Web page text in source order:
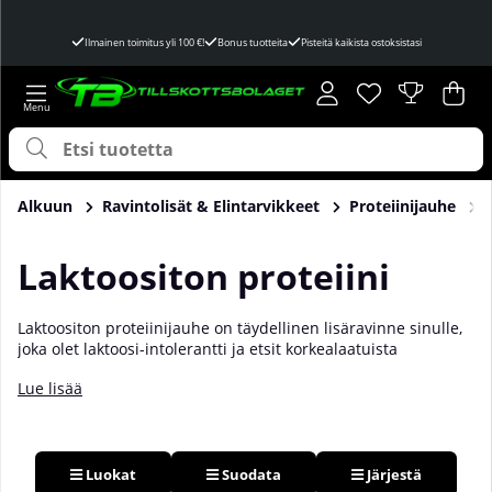
Ilmainen toimitus yli 100 €! Bonus tuotteita Pisteitä kaikista ostoksistasi
Toivelista
Lukumäärä
. .
Alkuun Ravintolisät & Elintarvikkeet Proteiinijauhe
Laktoositon proteiini
Laktoositon proteiinijauhe on täydellinen lisäravinne sinulle,
joka olet laktoosi-intolerantti ja etsit korkealaatuista
seuraavalle tasolle ilman vatsasi kärsimystä.. Laktoositonta
laktoositon. Näitä voidaan tietysti käyttää myös sinulle, joka
esimerkiksi olet vain herkkä maitosokerille (laktoosille) tai
Lue lisää
Luokat Suodata Järjestä